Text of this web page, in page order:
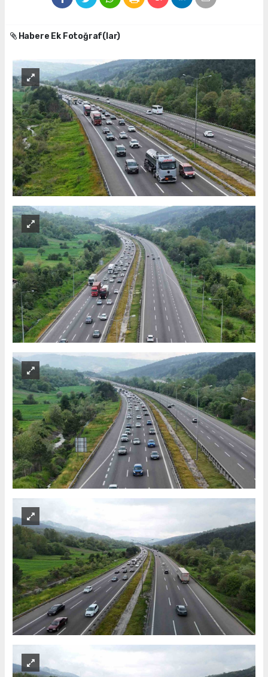
Habere Ek Fotoğraf(lar)